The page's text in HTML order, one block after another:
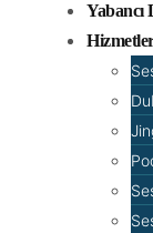
Yabancı